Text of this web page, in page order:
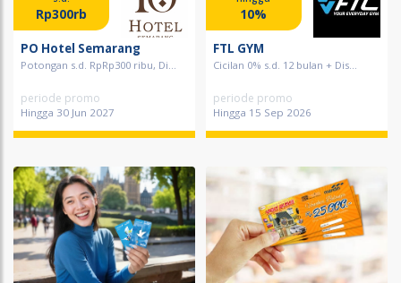
Rp300rb
PO Hotel Semarang
Potongan s.d. RpRp300 ribu, Di...
periode promo
Hingga 30 Jun 2027
10%
FTL GYM
Cicilan 0% s.d. 12 bulan + Dis...
periode promo
Hingga 15 Sep 2026